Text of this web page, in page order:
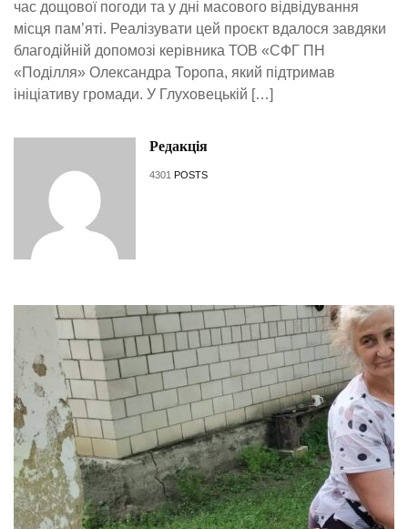
час дощової погоди та у дні масового відвідування
місця пам’яті. Реалізувати цей проєкт вдалося завдяки
благодійній допомозі керівника ТОВ «СФГ ПН
«Поділля» Олександра Торопа, який підтримав
ініціативу громади. У Глуховецькій […]
Редакція
4301 POSTS